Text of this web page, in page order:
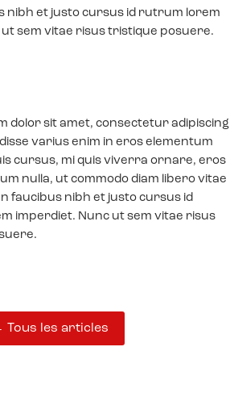
nibh et justo cursus id rutrum lorem
sem vitae risus tristique posuere.
dolor sit amet, consectetur adipiscing
varius enim in eros elementum
cursus, mi quis viverra ornare, eros
nulla, ut commodo diam libero vitae
faucibus nibh et justo cursus id
imperdiet. Nunc ut sem vitae risus
Tous les articles